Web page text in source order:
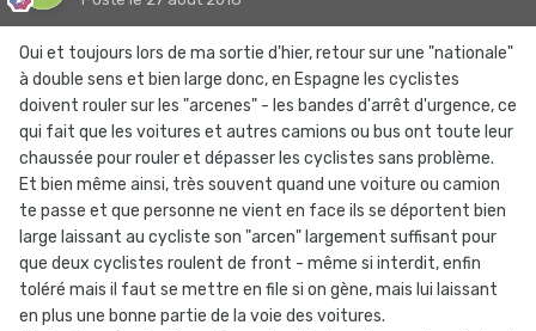
Oui et toujours lors de ma sortie d'hier, retour sur une "nationale"
à double sens et bien large donc, en Espagne les cyclistes
doivent rouler sur les "arcenes" - les bandes d'arrêt d'urgence, ce
qui fait que les voitures et autres camions ou bus ont toute leur
chaussée pour rouler et dépasser les cyclistes sans problème.
Et bien même ainsi, très souvent quand une voiture ou camion
te passe et que personne ne vient en face ils se déportent bien
large laissant au cycliste son "arcen" largement suffisant pour
que deux cyclistes roulent de front - même si interdit, enfin
toléré mais il faut se mettre en file si on gène, mais lui laissant
en plus une bonne partie de la voie des voitures.